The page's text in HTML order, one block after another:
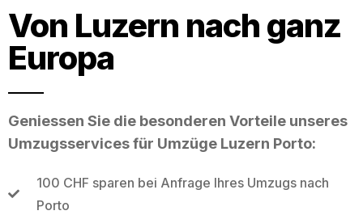
Von Luzern nach ganz
Europa
Geniessen Sie die besonderen Vorteile unseres
Umzugsservices für Umzüge Luzern Porto:
100 CHF sparen bei Anfrage Ihres Umzugs nach
Porto